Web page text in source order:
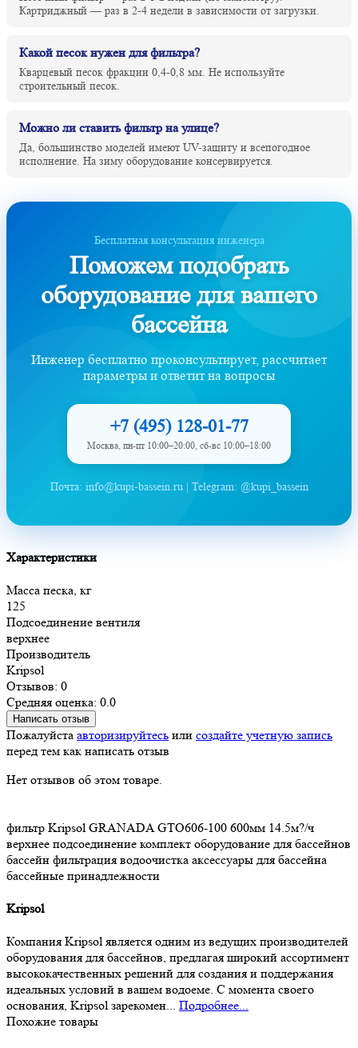
Картриджный — раз в 2-4 недели в зависимости от загрузки.
Какой песок нужен для фильтра?
Кварцевый песок фракции 0,4-0,8 мм. Не используйте
строительный песок.
Можно ли ставить фильтр на улице?
Да, большинство моделей имеют UV-защиту и всепогодное
исполнение. На зиму оборудование консервируется.
Бесплатная консультация инженера
Поможем подобрать
оборудование для вашего
бассейна
Инженер бесплатно проконсультирует, рассчитает
параметры и ответит на вопросы
+7 (495) 128-01-77
Москва, пн-пт 10:00–20:00, сб-вс 10:00–18:00
Почта: info@kupi-bassein.ru | Telegram: @kupi_bassein
Характеристики
Масса песка, кг
125
Подсоединение вентиля
верхнее
Производитель
Kripsol
Отзывов: 0
Средняя оценка: 0.0
Написать отзыв
Пожалуйста авторизируйтесь или создайте учетную запись
перед тем как написать отзыв
Нет отзывов об этом товаре.
фильтр Kripsol GRANADA GTO606-100 600мм 14.5м?/ч
верхнее подсоединение комплект оборудование для бассейнов
бассейн фильтрация водоочистка аксессуары для бассейна
бассейные принадлежности
Kripsol
Компания Kripsol является одним из ведущих производителей
оборудования для бассейнов, предлагая широкий ассортимент
высококачественных решений для создания и поддержания
идеальных условий в вашем водоеме. С момента своего
основания, Kripsol зарекомен... Подробнее...
Похожие товары